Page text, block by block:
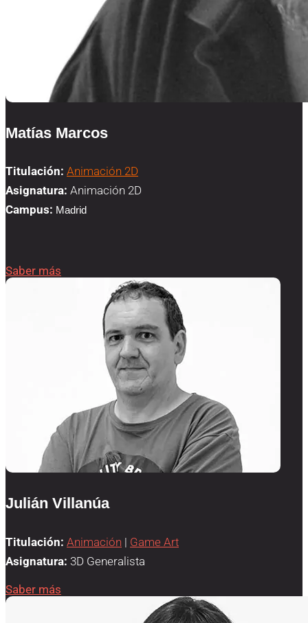
Matías Marcos
Titulación: Animación 2D
Asignatura: Animación 2D
Campus: Madrid
Saber más
Julián Villanúa
Titulación: Animación | Game Art
Asignatura: 3D Generalista
Saber más